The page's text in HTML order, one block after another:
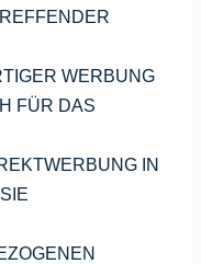
WERBUNG
FÜR DAS
IN